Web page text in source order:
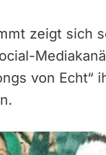
zeigt sich
von Echt“